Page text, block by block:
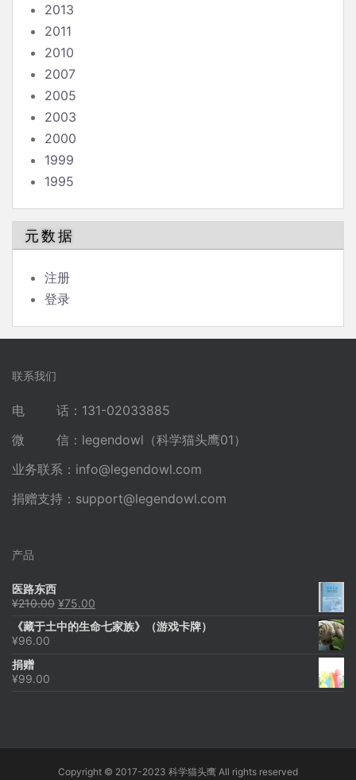
2013
2011
2010
2007
2005
2003
2000
1999
1995
元数据
注册
登录
联系我们
电 话：131-02033885
微 信：legendowl（科学猫头鹰01）
业务联系： info@legendowl.com
捐赠支持： support@legendowl.com
产品
医路东西
¥210.00 原
为：
¥75.00
价
《藏于土中的生命七家族》（游戏卡牌）
¥96.00
捐赠
¥99.00
Copyright © 2017-2023 科学猫头鹰 All rights reserved